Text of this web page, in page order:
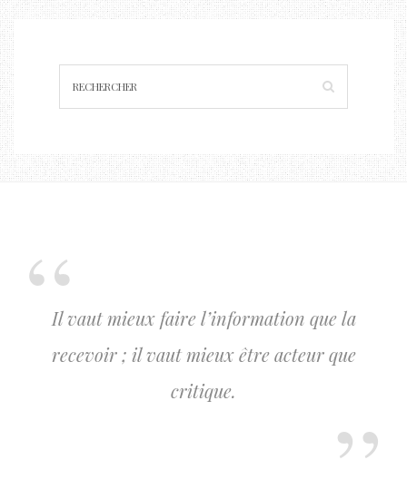
Il vaut mieux faire l’information que la
recevoir ; il vaut mieux être acteur que
critique.